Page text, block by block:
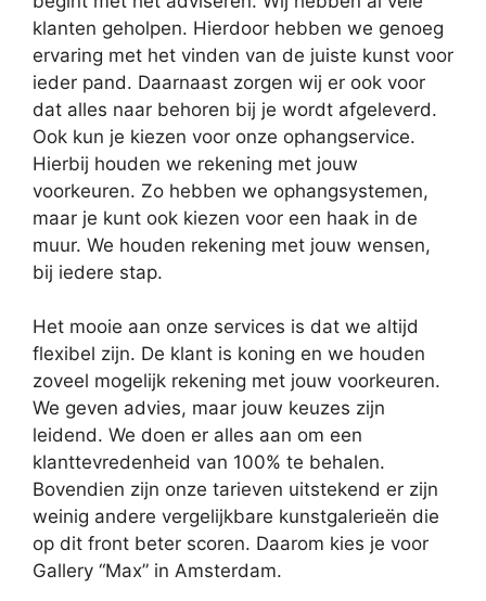
klanten geholpen. Hierdoor hebben we genoeg
ervaring met het vinden van de juiste kunst voor
ieder pand. Daarnaast zorgen wij er ook voor
dat alles naar behoren bij je wordt afgeleverd.
Ook kun je kiezen voor onze ophangservice.
Hierbij houden we rekening met jouw
voorkeuren. Zo hebben we ophangsystemen,
maar je kunt ook kiezen voor een haak in de
muur. We houden rekening met jouw wensen,
bij iedere stap.
Het mooie aan onze services is dat we altijd
flexibel zijn. De klant is koning en we houden
zoveel mogelijk rekening met jouw voorkeuren.
We geven advies, maar jouw keuzes zijn
leidend. We doen er alles aan om een
klanttevredenheid van 100% te behalen.
Bovendien zijn onze tarieven uitstekend er zijn
weinig andere vergelijkbare kunstgalerieën die
op dit front beter scoren. Daarom kies je voor
Gallery “Max” in Amsterdam.